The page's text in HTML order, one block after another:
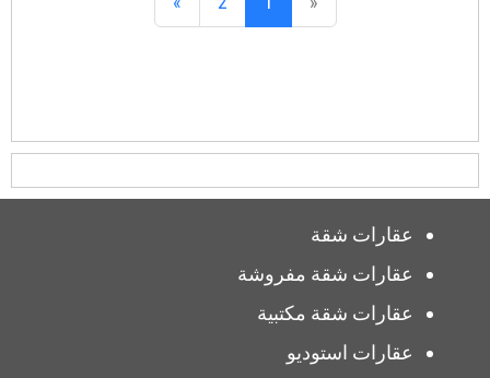
عقارات شقة
عقارات شقة مفروشة
عقارات شقة مكتبية
عقارات استوديو